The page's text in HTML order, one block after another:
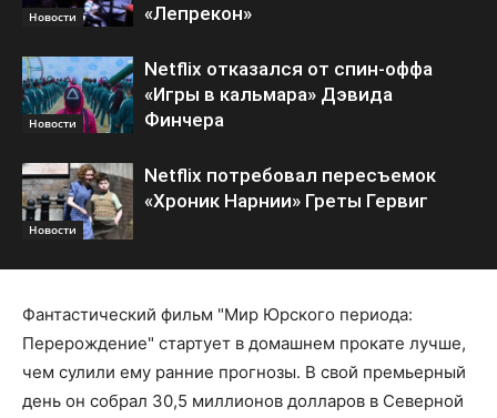
Новости
«Лепрекон»
Новости
Netflix отказался от спин-оффа
«Игры в кальмара» Дэвида
Финчера
Новости
Netflix потребовал пересъемок
«Хроник Нарнии» Греты Гервиг
Фантастический фильм "Мир Юрского периода:
Перерождение" стартует в домашнем прокате лучше,
чем сулили ему ранние прогнозы. В свой премьерный
день он собрал 30,5 миллионов долларов в Северной